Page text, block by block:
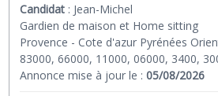
Candidat : Jean-Michel
Gardien de maison et Home sitting
Provence - Cote d'azur Pyrénées
83000, 66000, 11000, 06000, 3400,
Annonce mise à jour le :05/08/2026